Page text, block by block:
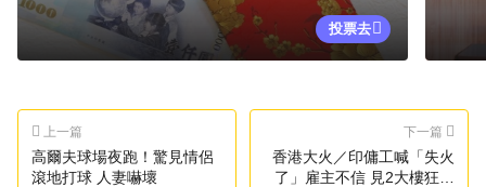
投票去
上一篇
高爾夫球場夜跑！驚見情侶
滾地打球 人妻嚇壞
下一篇
香港大火／印傭工喊「失火
了」雇主不信 見2大樓狂燒